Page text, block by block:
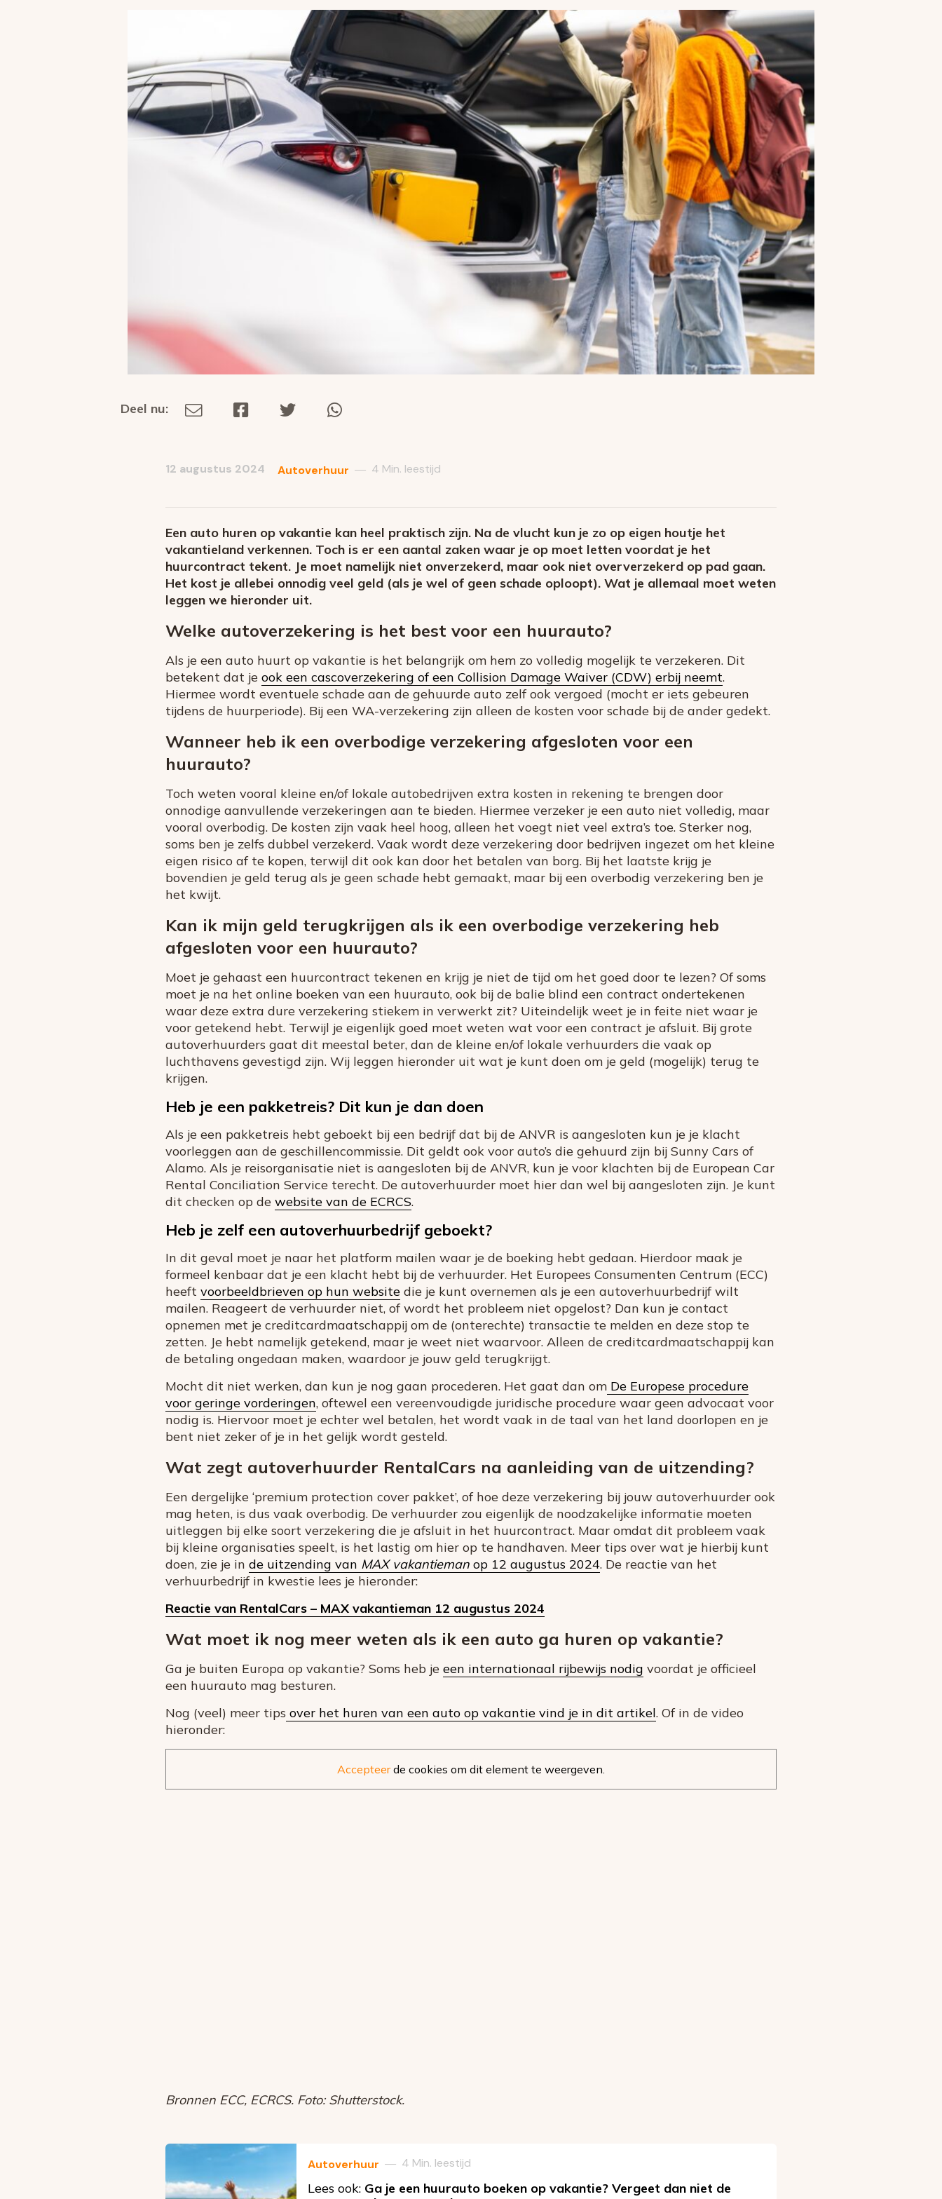
Deel
Deel nu:
mail
12 augustus 2024 Autoverhuur — 4 Min. leestijd
Een auto huren op vakantie kan heel praktisch zijn. Na de vlucht kun je zo op eigen houtje het
vakantieland verkennen. Toch is er een aantal zaken waar je op moet letten voordat je het
huurcontract tekent. Je moet namelijk niet onverzekerd, maar ook niet oververzekerd op pad gaan.
Het kost je allebei onnodig veel geld (als je wel of geen schade oploopt). Wat je allemaal moet weten
leggen we hieronder uit.
Welke autoverzekering is het best voor een huurauto?
Als je een auto huurt op vakantie is het belangrijk om hem zo volledig mogelijk te verzekeren. Dit
betekent dat je ook een cascoverzekering of een Collision Damage Waiver (CDW) erbij neemt.
Hiermee wordt eventuele schade aan de gehuurde auto zelf ook vergoed (mocht er iets gebeuren
tijdens de huurperiode). Bij een WA-verzekering zijn alleen de kosten voor schade bij de ander gedekt.
Wanneer heb ik een overbodige verzekering afgesloten voor een
huurauto?
Toch weten vooral kleine en/of lokale autobedrijven extra kosten in rekening te brengen door
onnodige aanvullende verzekeringen aan te bieden. Hiermee verzeker je een auto niet volledig, maar
vooral overbodig. De kosten zijn vaak heel hoog, alleen het voegt niet veel extra’s toe. Sterker nog,
soms ben je zelfs dubbel verzekerd. Vaak wordt deze verzekering door bedrijven ingezet om het kleine
eigen risico af te kopen, terwijl dit ook kan door het betalen van borg. Bij het laatste krijg je
bovendien je geld terug als je geen schade hebt gemaakt, maar bij een overbodig verzekering ben je
het kwijt.
Kan ik mijn geld terugkrijgen als ik een overbodige verzekering heb
afgesloten voor een huurauto?
Moet je gehaast een huurcontract tekenen en krijg je niet de tijd om het goed door te lezen? Of soms
moet je na het online boeken van een huurauto, ook bij de balie blind een contract ondertekenen
waar deze extra dure verzekering stiekem in verwerkt zit? Uiteindelijk weet je in feite niet waar je
voor getekend hebt. Terwijl je eigenlijk goed moet weten wat voor een contract je afsluit. Bij grote
autoverhuurders gaat dit meestal beter, dan de kleine en/of lokale verhuurders die vaak op
luchthavens gevestigd zijn. Wij leggen hieronder uit wat je kunt doen om je geld (mogelijk) terug te
krijgen.
Heb je een pakketreis? Dit kun je dan doen
Als je een pakketreis hebt geboekt bij een bedrijf dat bij de ANVR is aangesloten kun je je klacht
voorleggen aan de geschillencommissie. Dit geldt ook voor auto’s die gehuurd zijn bij Sunny Cars of
Alamo. Als je reisorganisatie niet is aangesloten bij de ANVR, kun je voor klachten bij de European Car
Rental Conciliation Service terecht. De autoverhuurder moet hier dan wel bij aangesloten zijn. Je kunt
dit checken op de website van de ECRCS.
Heb je zelf een autoverhuurbedrijf geboekt?
In dit geval moet je naar het platform mailen waar je de boeking hebt gedaan. Hierdoor maak je
formeel kenbaar dat je een klacht hebt bij de verhuurder. Het Europees Consumenten Centrum (ECC)
heeft voorbeeldbrieven op hun website die je kunt overnemen als je een autoverhuurbedrijf wilt
mailen. Reageert de verhuurder niet, of wordt het probleem niet opgelost? Dan kun je contact
opnemen met je creditcardmaatschappij om de (onterechte) transactie te melden en deze stop te
zetten. Je hebt namelijk getekend, maar je weet niet waarvoor. Alleen de creditcardmaatschappij kan
de betaling ongedaan maken, waardoor je jouw geld terugkrijgt.
Mocht dit niet werken, dan kun je nog gaan procederen. Het gaat dan om De Europese procedure
voor geringe vorderingen, oftewel een vereenvoudigde juridische procedure waar geen advocaat voor
nodig is. Hiervoor moet je echter wel betalen, het wordt vaak in de taal van het land doorlopen en je
bent niet zeker of je in het gelijk wordt gesteld.
Wat zegt autoverhuurder RentalCars na aanleiding van de uitzending?
Een dergelijke ‘premium protection cover pakket’, of hoe deze verzekering bij jouw autoverhuurder ook
mag heten, is dus vaak overbodig. De verhuurder zou eigenlijk de noodzakelijke informatie moeten
uitleggen bij elke soort verzekering die je afsluit in het huurcontract. Maar omdat dit probleem vaak
bij kleine organisaties speelt, is het lastig om hier op te handhaven. Meer tips over wat je hierbij kunt
doen, zie je in de uitzending van MAX vakantieman op 12 augustus 2024. De reactie van het
verhuurbedrijf in kwestie lees je hieronder:
Reactie van RentalCars – MAX vakantieman 12 augustus 2024
Wat moet ik nog meer weten als ik een auto ga huren op vakantie?
Ga je buiten Europa op vakantie? Soms heb je een internationaal rijbewijs nodig voordat je officieel
een huurauto mag besturen.
Nog (veel) meer tips over het huren van een auto op vakantie vind je in dit artikel. Of in de video
hieronder:
Accepteerde cookies om dit element te weergeven.
Bronnen ECC, ECRCS. Foto: Shutterstock.
Autoverhuur — 4 Min. leestijd
Lees ook: Ga je een huurauto boeken op vakantie? Vergeet dan niet de